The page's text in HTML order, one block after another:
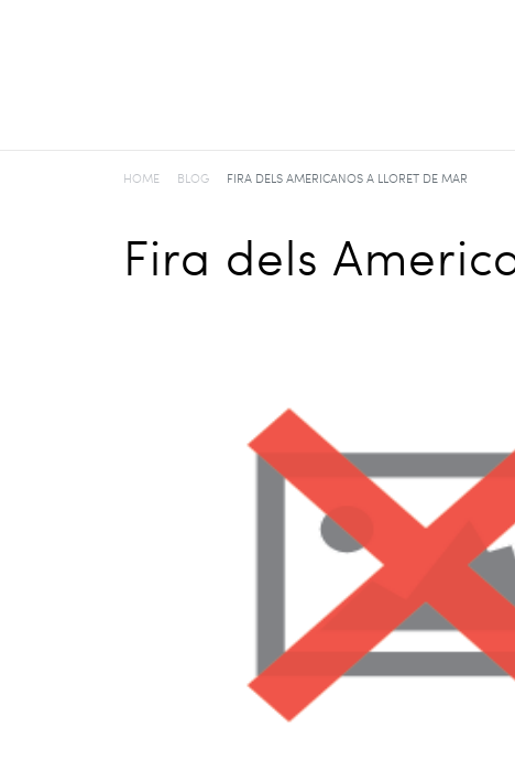
HOME BLOG FIRA DELS AMERICANOS A LLORET DE MAR
Fira dels